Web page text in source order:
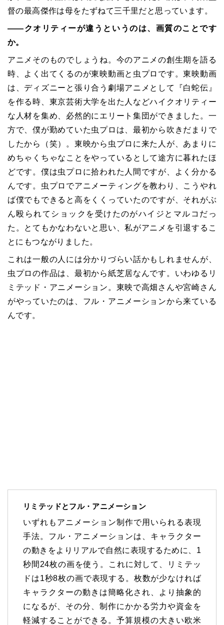
督の最高傑作は母をたずねて三千里だと思っています。
――クオリティーが違うというのは、画質のことです
か。
アニメそのものでしょうね。今のアニメの創生期を語る
時、よく出てくるのが東映動画と虫プロです。東映動画
は、ディズニーと張り合う劇場アニメとして『白蛇伝』
を作る時、東京芸術大学を出た人などハイクオリティー
な人材を集め、必然的にエリート集団ができました。一
方で、僕が勤めていた虫プロは、最初から吹きだまりで
したから（笑）。東映から虫プロに来た人が、あまりに
めちゃくちゃなことをやっているとして途方に暮れたほ
どです。僕は虫プロに拾われた人間ですが、よく分かる
んです。虫プロでアニメーティングを教わり、こうやれ
ば僕でもできると高をくくっていたのですが、それがぶ
ん殴られてショックを受けたのがハイジとマルコだっ
た。とてもかなわないと思い、私がアニメを引退するこ
とにもつながりました。
これは一般の人には分かりづらい話かもしれませんが、
虫プロの作品は、最初から紙芝居なんです。いわゆるリ
ミテッド・アニメーション。東映で高畑さんや宮崎さん
がやっていたのは、フル・アニメーションから来ている
んです。
リミテッドとフル・アニメーション
いずれもアニメーション制作で用いられる表現
手法。フル・アニメーションは、キャラクター
の動きをよりリアルで自然に表現するために、1
秒間24枚の画を使う。これに対して、リミテッ
ドは1秒8枚の画で表現する。枚数が少なければ
キャラクターの動きは簡略化され、より抽象的
になるが、その分、制作にかかる労力や資金を
軽減することができる。予算規模の大きい欧米